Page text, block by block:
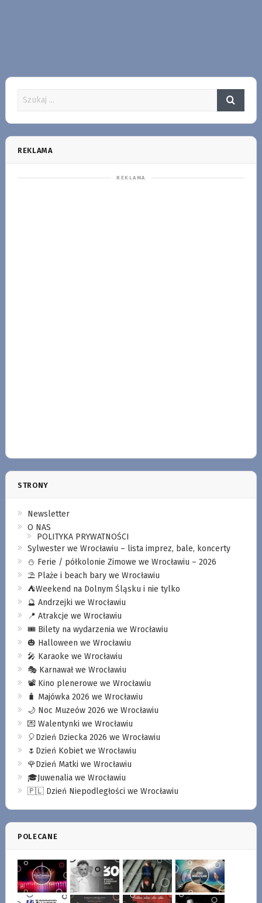
REKLAMA
STRONY
Newsletter
O NAS
POLITYKA PRYWATNOŚCI
Sylwester we Wrocławiu – lista imprez, bale, koncerty
⛄️ Ferie / półkolonie Zimowe we Wrocławiu – 2026
⛱️ Plaże i beach bary we Wrocławiu
⛺️Weekend na Dolnym Śląsku i nie tylko
🔮 Andrzejki we Wrocławiu
📍 Atrakcje we Wrocławiu
🎟️ Bilety na wydarzenia we Wrocławiu
🎃 Halloween we Wrocławiu
🎤 Karaoke we Wrocławiu
🎭 Karnawał we Wrocławiu
📽️ Kino plenerowe we Wrocławiu
🧳 Majówka 2026 we Wrocławiu
🌙 Noc Muzeów 2026 we Wrocławiu
💌 Walentynki we Wrocławiu
🎈Dzień Dziecka 2026 we Wrocławiu
🌷Dzień Kobiet we Wrocławiu
🌹Dzień Matki we Wrocławiu
🎓Juwenalia we Wrocławiu
🇵🇱 Dzień Niepodległości we Wrocławiu
POLECANE